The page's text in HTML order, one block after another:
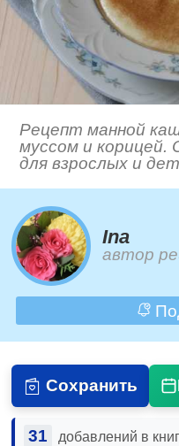
Рецепт манной
муссом и корицей.
для взрослых и
Ina
автор
Сохранить
31 добавлений в